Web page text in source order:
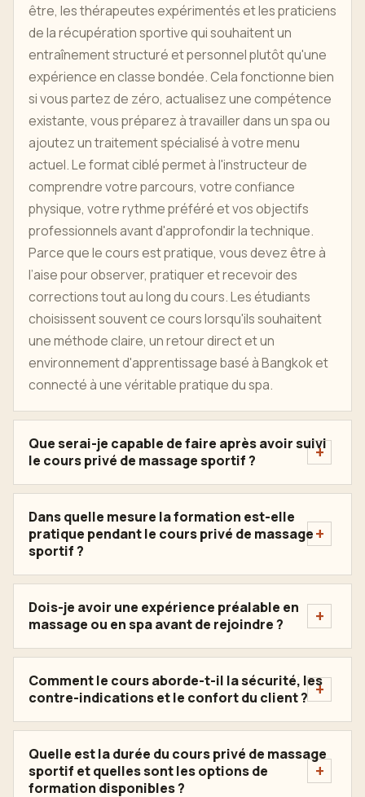
être, les thérapeutes expérimentés et les praticiens
de la récupération sportive qui souhaitent un
entraînement structuré et personnel plutôt qu'une
expérience en classe bondée. Cela fonctionne bien
si vous partez de zéro, actualisez une compétence
existante, vous préparez à travailler dans un spa ou
ajoutez un traitement spécialisé à votre menu
actuel. Le format ciblé permet à l'instructeur de
comprendre votre parcours, votre confiance
physique, votre rythme préféré et vos objectifs
professionnels avant d'approfondir la technique.
Parce que le cours est pratique, vous devez être à
l’aise pour observer, pratiquer et recevoir des
corrections tout au long du cours. Les étudiants
choisissent souvent ce cours lorsqu'ils souhaitent
une méthode claire, un retour direct et un
environnement d'apprentissage basé à Bangkok et
connecté à une véritable pratique du spa.
Que serai-je capable de faire après avoir suivi
le cours privé de massage sportif ?
Dans quelle mesure la formation est-elle
pratique pendant le cours privé de massage
sportif ?
Dois-je avoir une expérience préalable en
massage ou en spa avant de rejoindre ?
Comment le cours aborde-t-il la sécurité, les
contre-indications et le confort du client ?
Quelle est la durée du cours privé de massage
sportif et quelles sont les options de
formation disponibles ?